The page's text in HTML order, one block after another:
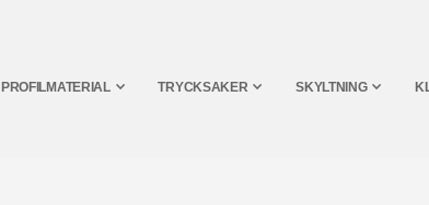
PROFILMATERIAL TRYCKSAKER SKYLTNING